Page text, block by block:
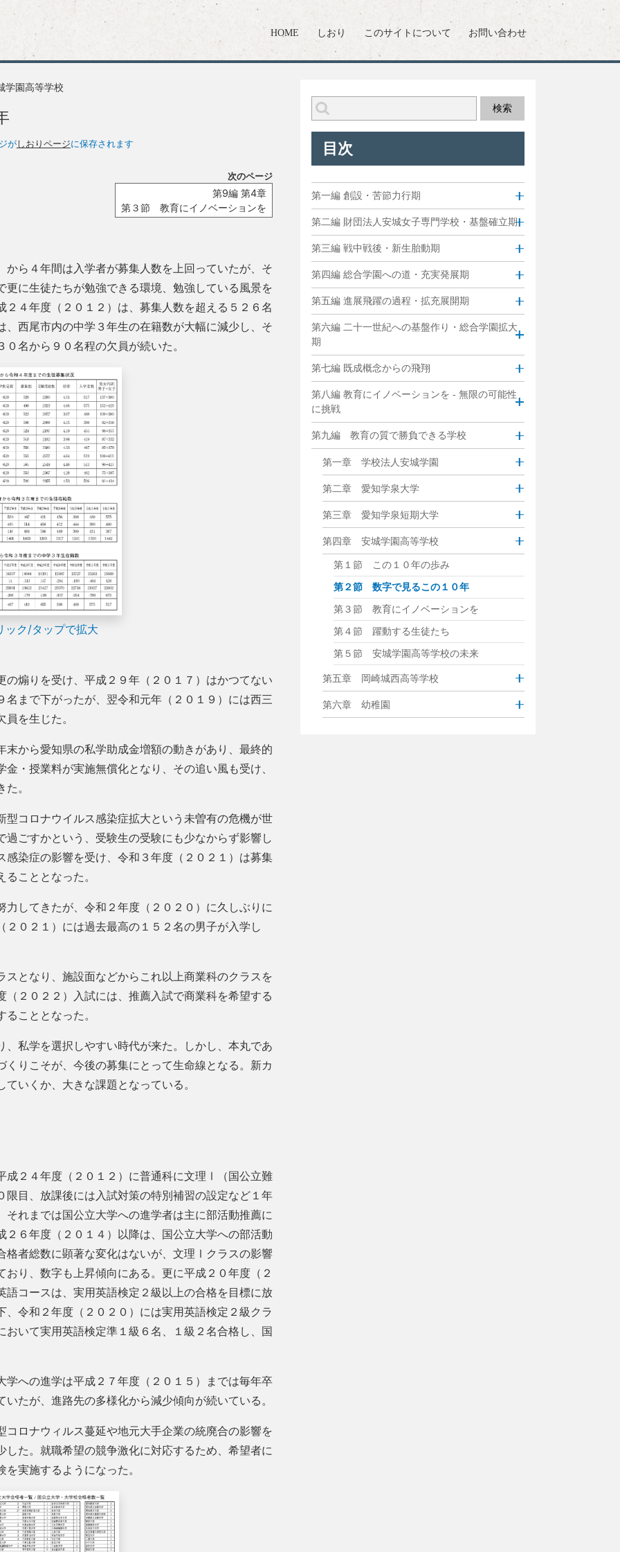
HOME しおり このサイトについて お問い合わせ
園高等学校
がしおりページに保存されます
次のページ
第9編 第4章
第３節 教育にイノベーションを
ら４年間は入学者が募集人数を上回っていたが、そ
に生徒たちが勉強できる環境、勉強している風景を
４年度（２０１２）は、募集人数を超える５２６名
西尾市内の中学３年生の在籍数が大幅に減少し、そ
名から９０名程の欠員が続いた。
ック/タップで拡大
煽りを受け、平成２９年（２０１７）はかつてない
まで下がったが、翌令和元年（２０１９）には西三
を生じた。
から愛知県の私学助成金増額の動きがあり、最終的
・授業料が実施無償化となり、その追い風も受け、
。
コロナウイルス感染症拡大という未曽有の危機が世
ごすかという、受験生の受験にも少なからず影響し
染症の影響を受け、令和３年度（２０２１）は募集
こととなった。
してきたが、令和２年度（２０２０）に久しぶりに
０２１）には過去最高の１５２名の男子が入学し
となり、施設面などからこれ以上商業科のクラスを
２０２２）入試には、推薦入試で商業科を希望する
こととなった。
私学を選択しやすい時代が来た。しかし、本丸であ
りこそが、今後の募集にとって生命線となる。新カ
いくか、大きな課題となっている。
成２４年度（２０１２）に普通科に文理Ⅰ（国公立難
目、放課後には入試対策の特別補習の設定など１年
れまでは国公立大学への進学者は主に部活動推薦に
６年度（２０１４）以降は、国公立大学への部活動
格者総数に顕著な変化はないが、文理Ⅰクラスの影響
り、数字も上昇傾向にある。更に平成２０年度（２
コースは、実用英語検定２級以上の合格を目標に放
令和２年度（２０２０）には実用英語検定２級クラ
いて実用英語検定準１級６名、１級２名合格し、国
への進学は平成２７年度（２０１５）までは毎年卒
たが、進路先の多様化から減少傾向が続いている。
ロナウィルス蔓延や地元大手企業の統廃合の影響を
た。就職希望の競争激化に対応するため、希望者に
実施するようになった。
目次
第一編 創設・苦節力行期
第二編 財団法人安城女子専門学校・基盤確立期
第三編 戦中戦後・新生胎動期
第四編 総合学園への道・充実発展期
第五編 進展飛躍の過程・拡充展開期
第六編 二十一世紀への基盤作り・総合学園拡大
期
第七編 既成概念からの飛翔
第八編 教育にイノベーションを - 無限の可能性
に挑戦
第九編 教育の質で勝負できる学校
第一章 学校法人安城学園
第二章 愛知学泉大学
第三章 愛知学泉短期大学
第四章 安城学園高等学校
第１節 この１０年の歩み
第２節 数字で見るこの１０年
第３節 教育にイノベーションを
第４節 躍動する生徒たち
第５節 安城学園高等学校の未来
第五章 岡崎城西高等学校
第六章 幼稚園